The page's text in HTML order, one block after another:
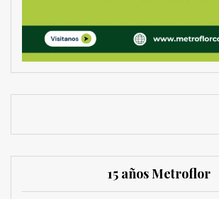
15 años Metroflor